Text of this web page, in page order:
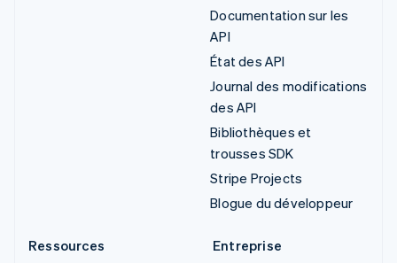
Documentation sur les
API
État des API
Journal des modifications
des API
Bibliothèques et
trousses SDK
Stripe Projects
Blogue du développeur
Ressources
Entreprise